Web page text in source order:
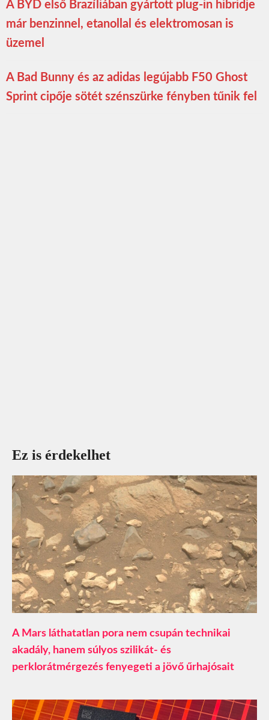
A BYD első Brazíliában gyártott plug-in hibridje
már benzinnel, etanollal és elektromosan is
üzemel
A Bad Bunny és az adidas legújabb F50 Ghost
Sprint cipője sötét szénszürke fényben tűnik fel
Ez is érdekelhet
A Mars láthatatlan pora nem csupán technikai
akadály, hanem súlyos szilikát- és
perklorátmérgezés fenyegeti a jövő űrhajósait